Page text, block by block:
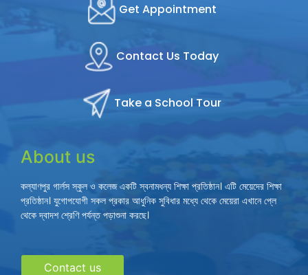
Get Appointment
Contact Us Today
Take a School Tour
About us
কল্যাণপুর গার্লস স্কুল ও কলেজ একটি স্বনামধন্য শিক্ষা প্রতিষ্ঠান। এটি মেয়েদের শিক্ষা
প্রতিষ্ঠান। যুগোপযোগী সকল প্রকার আধুনিক সুবিধার মধ্যে থেকে মেয়েরা এখানে প্লে
থেকে দ্বাদশ শ্রেণি পর্যন্ত পড়াশুনা করছে।
Contact us